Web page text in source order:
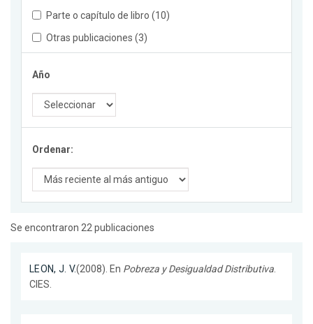
Parte o capítulo de libro (10)
Otras publicaciones (3)
Año
Ordenar:
Se encontraron 22 publicaciones
LEON, J. V.(2008). En Pobreza y Desigualdad Distributiva.
CIES.